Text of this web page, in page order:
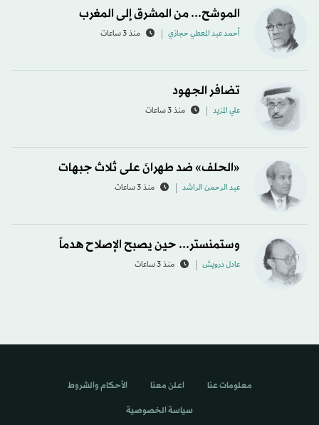
الموشح... من المشرق إلى المغرب
أحمد عبد المعطي حجازي منذ 3 ساعات
تضافر الجهود
علي المزيد منذ 3 ساعات
«الحلف» ضد طهرانَ على ثلاث جبهات
عبد الرحمن الراشد منذ 3 ساعات
وستمنستر... حين يصبح الإصلاح هدماً
عادل درويش منذ 3 ساعات
معلومات عنا اعلن معنا الأحكام والشروط
سياسة الخصوصية